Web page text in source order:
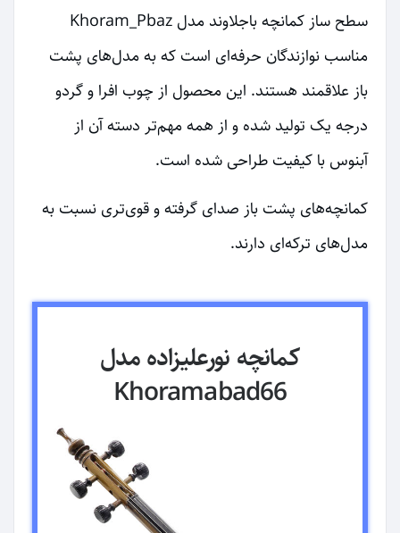
سطح ساز کمانچه باجلاوند مدل Khoram_Pbaz
مناسب نوازندگان حرفه‌ای است که به مدل‌های پشت
باز علاقمند هستند. این محصول از چوب افرا و گردو
درجه یک تولید شده و از همه مهم‌تر دسته آن از
آبنوس با کیفیت طراحی شده است.
کمانچه‌های پشت باز صدای گرفته و قوی‌تری نسبت به
مدل‌های ترکه‌ای دارند.
کمانچه نورعلیزاده مدل
Khoramabad66